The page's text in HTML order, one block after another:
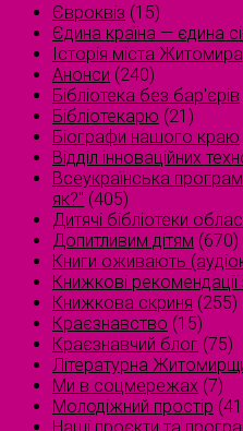
Євроквіз (15)
Єдина країна — єдина
Історія міста Житомира
Анонси (240)
Бібліотека без бар'єрів
Бібліотекарю (21)
Біографи нашого краю
Відділ інноваційних
Всеукраїнська
як?" (405)
Дитячі бібліотеки
Допитливим дітям (670)
Книги оживають
Книжкові рекомендації
Книжкова скриня (255)
Краєзнавство (15)
Краєзнавчий блог (75)
Літературна
Ми в соцмережах (7)
Молодіжний простір